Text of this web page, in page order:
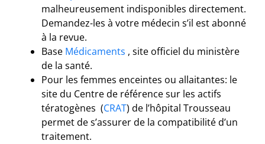
malheureusement indisponibles directement.
Demandez-les à votre médecin s’il est abonné
à la revue.
Base Médicaments , site officiel du ministère
de la santé.
Pour les femmes enceintes ou allaitantes: le
site du Centre de référence sur les actifs
tératogènes (CRAT) de l’hôpital Trousseau
permet de s’assurer de la compatibilité d’un
traitement.